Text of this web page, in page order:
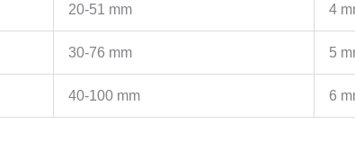
20-51 mm 4
30-76 mm 5
40-100 mm 6